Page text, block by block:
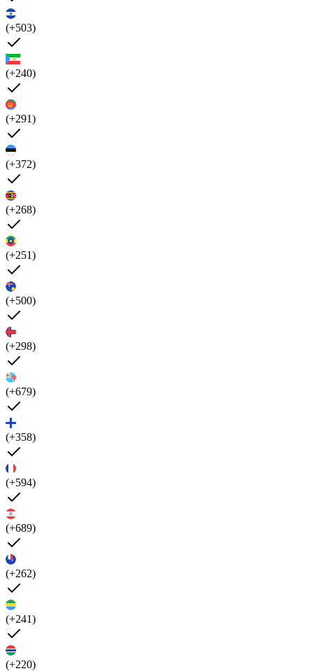
(+503)
(+240)
(+291)
(+372)
(+268)
(+251)
(+500)
(+298)
(+679)
(+358)
(+594)
(+689)
(+262)
(+241)
(+220)